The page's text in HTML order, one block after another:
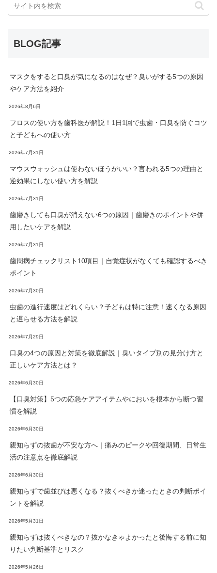
BLOG記事
マスクをすると口臭が気になるのはなぜ？臭いがする5つの原因
やケア方法を紹介
2026年8月6日
フロスの使い方を歯科医が解説！1日1回で虫歯・口臭を防ぐコツ
と子どもへの使い方
2026年7月31日
マウスウォッシュは使わないほうがいい？言われる5つの理由と
逆効果にしない使い方を解説
2026年7月31日
歯磨きしても口臭が消えない6つの原因｜歯磨きのポイントや併
用したいケアを解説
2026年7月31日
歯周病チェックリスト10項目｜自覚症状がなくても確認するべき
ポイント
2026年7月30日
虫歯の進行速度はどれくらい？子どもは特に注意！速くなる原因
と遅らせる方法を解説
2026年7月29日
口臭の4つの原因と対策を徹底解説｜臭いタイプ別の見分け方と
正しいケア方法とは？
2026年6月30日
【口臭対策】5つの応急ケアアイテムやにおいを根本から断つ習
慣を解説
2026年6月30日
親知らずの抜歯が不安な方へ｜痛みのピークや回復期間、日常生
活の注意点を徹底解説
2026年6月30日
親知らずで歯並びは悪くなる？抜くべきか迷ったときの判断ポイ
ントを解説
2026年5月31日
親知らずは抜くべきなの？抜かなきゃよかったと後悔する前に知
りたい判断基準とリスク
2026年5月26日